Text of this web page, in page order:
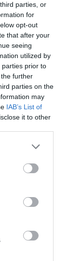
parties, or
for
opt-out
that after your
seeing
utilized by
parties prior to
further
parties on the
may
IAB’s List of
it to other
ότιη μόνη
πεταχτών
της
τη
στη
δόθηκε